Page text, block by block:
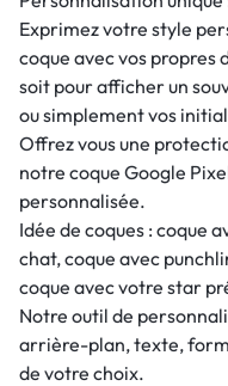
Exprimez votre style
coque avec vos propres
soit pour afficher un
ou simplement vos
Offrez vous une
notre coque Google
personnalisée.
Idée de coques : coque
chat, coque avec
coque avec votre star
Notre outil de
arrière-plan, texte,
de votre choix.